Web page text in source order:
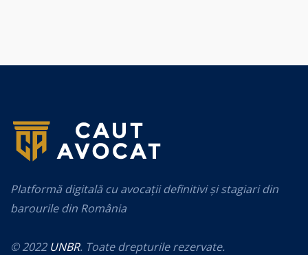
Platformă digitală cu avocații definitivi și stagiari din
barourile din România
© 2022 UNBR. Toate drepturile rezervate.